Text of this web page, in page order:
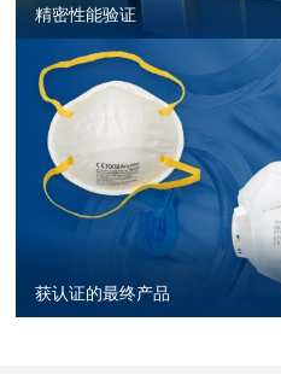
精密性能验证
获认证的最终产品